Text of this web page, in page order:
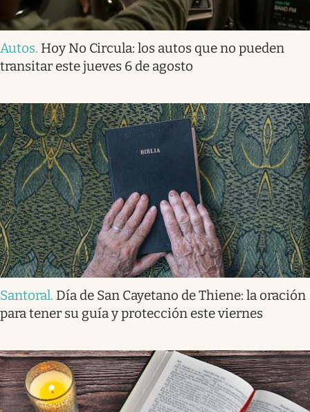
Autos. Hoy No Circula: los autos que no pueden
transitar este jueves 6 de agosto
Santoral. Día de San Cayetano de Thiene: la oración
para tener su guía y protección este viernes